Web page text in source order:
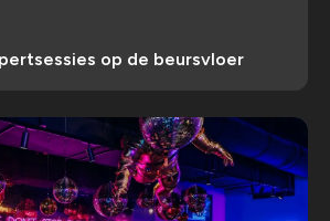
op de beursvloer